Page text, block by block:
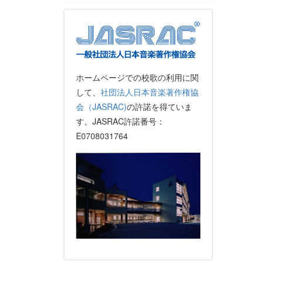
ホームページでの校歌の利用に関
して、 社団法人日本音楽著作権協
会（JASRAC)の許諾を得ていま
す。JASRAC許諾番号：
E0708031764